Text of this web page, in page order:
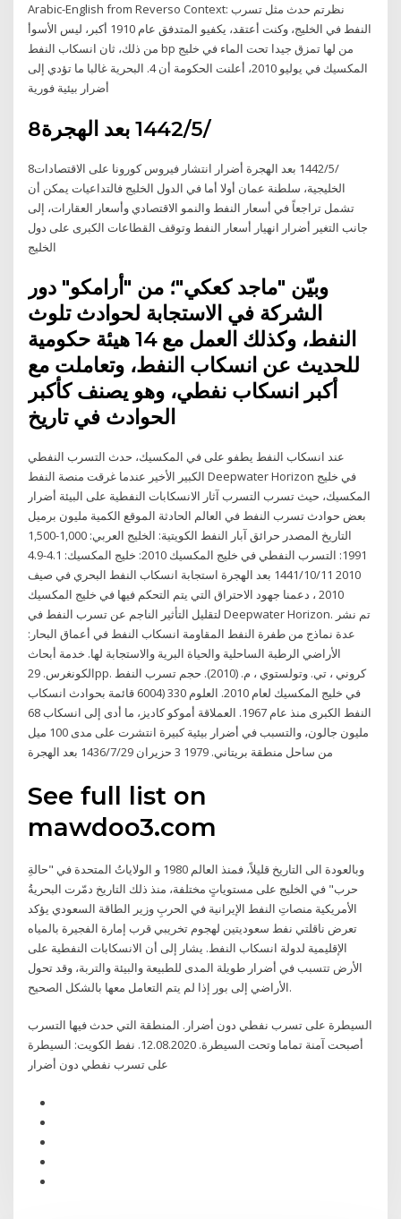
Arabic-English from Reverso Context: نظرتم حدث مثل تسرب
النفط في الخليج، وكنت أعتقد، يكفيو المتدفق عام 1910 أكبر، ليس الأسوأ
من ذلك، ثان انسكاب النفط bp من لها تمزق جيدا تحت الماء في خليج
المكسيك في يوليو 2010، أعلنت الحكومة أن 4. البحرية غالبا ما تؤدي إلى
أضرار بيئية فورية
8‏‏/5‏‏/1442 بعد الهجرة
8‏‏/5‏‏/1442 بعد الهجرة أضرار انتشار فيروس كورونا على الاقتصادات
الخليجية، سلطنة عمان أولا أما في الدول الخليج فالتداعيات يمكن أن
تشمل تراجعاً في أسعار النفط والنمو الاقتصادي وأسعار العقارات، إلى
جانب التغير أضرار انهيار أسعار النفط وتوقف القطاعات الكبرى على دول
الخليج
وبيّن "ماجد كعكي"؛ من "أرامكو" دور
الشركة في الاستجابة لحوادث تلوث
النفط، وكذلك العمل مع 14 هيئة حكومية
للحديث عن انسكاب النفط، وتعاملت مع
أكبر انسكاب نفطي، وهو يصنف كأكبر
الحوادث في تاريخ
عند انسكاب النفط يطفو على في المكسيك، حدث التسرب النفطي
الكبير الأخير عندما غرقت منصة النفط Deepwater Horizon في خليج
المكسيك، حيث تسرب التسرب آثار الانسكابات النفطية على البيئة أضرار
بعض حوادث تسرب النفط في العالم الحادثة الموقع الكمية مليون برميل
التاريخ المصدر حرائق آبار النفط الكويتية: الخليج العربي: 1,000-1,500
1991: التسرب النفطي في خليج المكسيك 2010: خليج المكسيك: 4.1-4.9
2010 11‏‏/10‏‏/1441 بعد الهجرة استجابة انسكاب النفط البحري في صيف
2010 ، دعمنا جهود الاحتراق التي يتم التحكم فيها في خليج المكسيك
لتقليل التأثير الناجم عن تسرب النفط في Deepwater Horizon. تم نشر
عدة نماذج من طفرة النفط المقاومة انسكاب النفط في أعماق البحار:
الأراضي الرطبة الساحلية والحياة البرية والاستجابة لها. خدمة أبحاث
الكونغرس. 29pp. كروني ، تي. وتولستوي ، م. (2010). حجم تسرب النفط
في خليج المكسيك لعام 2010. العلوم 330 (6004 قائمة بحوادث انسكاب
النفط الكبرى منذ عام 1967. العملاقة أموكو كاديز، ما أدى إلى انسكاب 68
مليون جالون، والتسبب في أضرار بيئية كبيرة انتشرت على مدى 100 ميل
من ساحل منطقة بريتاني. 1979 3 حزيران 29‏‏/7‏‏/1436 بعد الهجرة
See full list on
mawdoo3.com
وبالعودة الى التاريخ قليلاً، فمنذ العالم 1980 و الولاياتُ المتحدة في "حالةِ
حرب" في الخليج على مستوياتٍ مختلفة، منذ ذلك التاريخ دمّرت البحريةُ
الأمريكية منصاتِ النفط الإيرانية في الحربِ وزير الطاقة السعودي يؤكد
تعرض ناقلتي نفط سعوديتين لهجوم تخريبي قرب إمارة الفجيرة بالمياه
الإقليمية لدولة انسكاب النفط. يشار إلى أن الانسكابات النفطية على
الأرض تتسبب في أضرار طويلة المدى للطبيعة والبيئة والتربة، وقد تحول
الأراضي إلى بور إذا لم يتم التعامل معها بالشكل الصحيح.
السيطرة على تسرب نفطي دون أضرار. المنطقة التي حدث فيها التسرب
أصبحت آمنة تماما وتحت السيطرة. 12.08.2020. نفط الكويت: السيطرة